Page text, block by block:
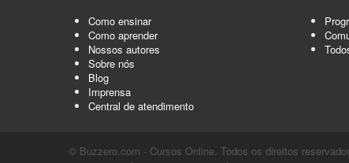
Como ensinar
Como aprender
Nossos autores
Sobre nós
Blog
Imprensa
Central de atendimento
© Buzzero.com - Cursos Online. Todos os direitos